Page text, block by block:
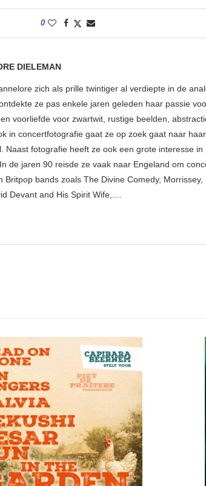
0
DIELEMAN
zich als prille twintiger al verdiepte in de
ze pas enkele jaren geleden haar passie
voorliefde voor zwartwit, rustige beelden,
in concertfotografie gaat ze op zoek gaat naar
Naast fotografie heeft ze ook een grote interesse in
de jaren 90 reisde ze vaak naar Engeland om
Britpop bands zoals The Divine Comedy, Morrissey,
Devant and His Spirit Wife,....